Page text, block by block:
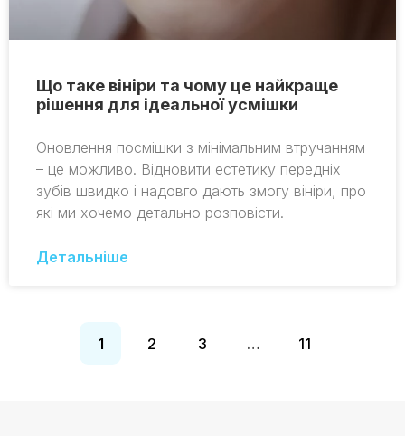
Що таке вініри та чому це найкраще
рішення для ідеальної усмішки
Оновлення посмішки з мінімальним втручанням
– це можливо. Відновити естетику передніх
зубів швидко і надовго дають змогу вініри, про
які ми хочемо детально розповісти.
Детальніше
1 2 3 … 11